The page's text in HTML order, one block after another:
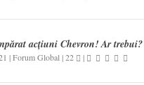
acțiuni Chevron! Ar trebui?
|Forum Global |22 |